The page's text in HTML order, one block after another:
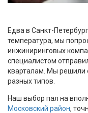
Едва в Санкт-
температура, мы
инжиниринговых
специалистом
кварталам. Мы решили
разных типов.
Наш выбор пал на
Московский район,